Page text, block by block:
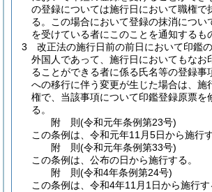
の登録については施行日において職権で
る。
この場合において登録の抹消につい
を受けている者にこのことを通知するも
3
改正法の施行日前の前日において印鑑
外国人であって、施行日においてもなお
ることができる者に係る氏名等の登録事
への移行に伴う変更が生じた場合は、施
権で、当該事項について印鑑登録原票を
る。
附 則(令和元年条例第23号)
この条例は、令和元年11月5日から施行す
附 則(令和元年条例第33号)
この条例は、公布の日から施行する。
附 則(令和4年条例第24号)
この条例は、令和4年11月1日から施行す